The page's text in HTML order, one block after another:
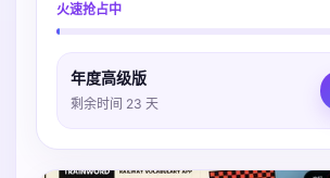
导入多种账单，微信支付宝Excel都支持。
火速抢占中
年度高级版
剩余时间 23 天